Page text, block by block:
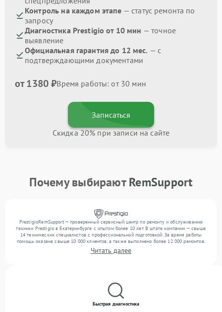
Контроль на каждом этапе — статус ремонта по
запросу
Диагностика Prestigio от 10 мин — точное
выявление
Официальная гарантия до 12 мес. — с
подтверждающими документами
от 1380 ₽Время работы: от 30 мин
Записаться
Скидка 20% при записи на сайте
Почему выбираютRemSupport
PrestigioRemSupport — проверенный сервисный центр по ремонту и обслуживанию
техники Prestigio в Екатеринбурге с опытом более 10 лет. В штате компании — свыше
14 технических специалистов с профессиональной подготовкой. За время работы
помощь оказана свыше 10 000 клиентов, а также выполнено более 12 000 ремонтов.
Ежемесячно в сервисный центр поступает от 300 устройств, включая , , . Мы
устраняем поломки любой сложности и гарантируем высокое качество обслуживания
Читать далее
Быстрая диагностика